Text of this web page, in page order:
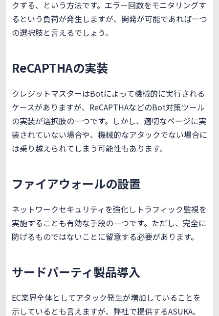
クする、という方法です。エラー回数をモニタリングす
るという負荷が発生しますが、開発が可能であれば一つ
の選択肢と言えるでしょう。
ReCAPTHAの実装
クレジットマスターはBotによって機械的に実行される
ケースがありますが、ReCAPTHAなどのBot対策ツール
の実装が選択肢の一つです。しかし、適切なページに実
装されていない場合や、機械的なアタックでない場合に
は乗り越えられてしまう可能性もあります。
ファイアウォールの設置
ネットワークセキュリティを強化しトラフィック監視を
実施することも有効な手段の一つです。ただし、完全に
防げるものではないことに留意する必要があります。
サードパーティ製品導入
EC業界全体としてアタック発生が増加していることを
示しているとも言えますが、弊社で提供するASUKA、